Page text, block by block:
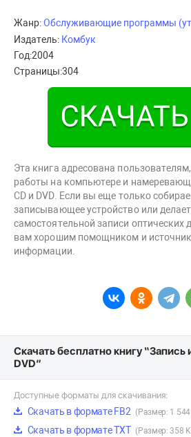
Жанр:Обслуживающие программы
Издатель: Комбук
Год:2004
Страницы:304
Эта книга адресована
работы на компьютере и
CD и DVD. Если вы еще только
записывающее устройство или
самостоятельной записи оптических
вам хорошим помощником и
информации.
Скачать бесплатно книгу “Запись
DVD”
Доступные форматы для скачивания:
Скачать в формате FB2 (Размер: 1 544
Скачать в формате TXT (Размер: 358